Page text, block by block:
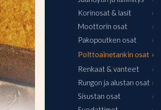
Korinosat & lasit
Moottorin osat
Pakopoutken osat
Polttoainetankin osat
Renkaat & vanteet
Rungon ja alustan osat
Sisustan osat